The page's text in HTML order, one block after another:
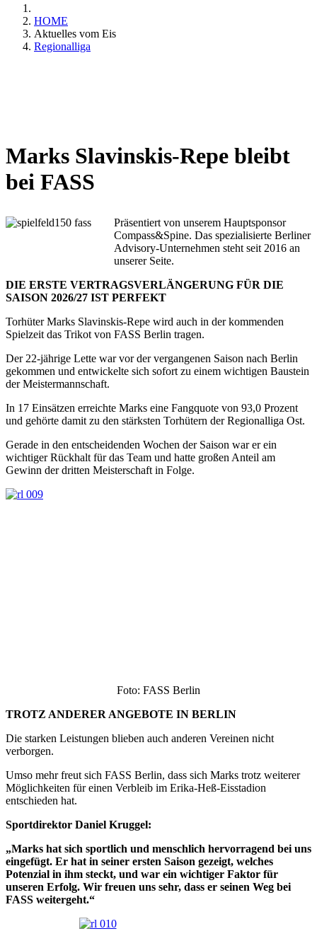
HOME
Aktuelles vom Eis
Regionalliga
Marks Slavinskis-Repe bleibt
bei FASS
Präsentiert von unserem Hauptsponsor
Compass&Spine. Das spezialisierte Berliner
Advisory-Unternehmen steht seit 2016 an
unserer Seite.
DIE ERSTE VERTRAGSVERLÄNGERUNG FÜR DIE
SAISON 2026/27 IST PERFEKT
Torhüter Marks Slavinskis-Repe wird auch in der kommenden
Spielzeit das Trikot von FASS Berlin tragen.
Der 22-jährige Lette war vor der vergangenen Saison nach Berlin
gekommen und entwickelte sich sofort zu einem wichtigen Baustein
der Meistermannschaft.
In 17 Einsätzen erreichte Marks eine Fangquote von 93,0 Prozent
und gehörte damit zu den stärksten Torhütern der Regionalliga Ost.
Gerade in den entscheidenden Wochen der Saison war er ein
wichtiger Rückhalt für das Team und hatte großen Anteil am
Gewinn der dritten Meisterschaft in Folge.
Foto: FASS Berlin
TROTZ ANDERER ANGEBOTE IN BERLIN
Die starken Leistungen blieben auch anderen Vereinen nicht
verborgen.
Umso mehr freut sich FASS Berlin, dass sich Marks trotz weiterer
Möglichkeiten für einen Verbleib im Erika-Heß-Eisstadion
entschieden hat.
Sportdirektor Daniel Kruggel:
„Marks hat sich sportlich und menschlich hervorragend bei uns
eingefügt. Er hat in seiner ersten Saison gezeigt, welches
Potenzial in ihm steckt, und war ein wichtiger Faktor für
unseren Erfolg. Wir freuen uns sehr, dass er seinen Weg bei
FASS weitergeht.“